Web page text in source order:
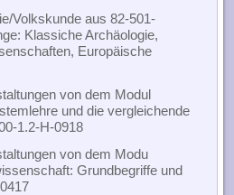
Volkskunde aus 82-501-
Klassiche Archäologie,
Europäische
von dem Modul
und die vergleichende
1.2-H-0918
von dem Modu
Grundbegriffe und